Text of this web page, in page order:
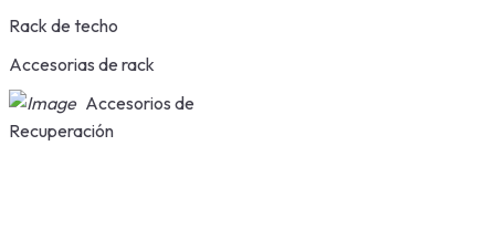
Rack de techo
Accesorias de rack
Accesorios de
Recuperación